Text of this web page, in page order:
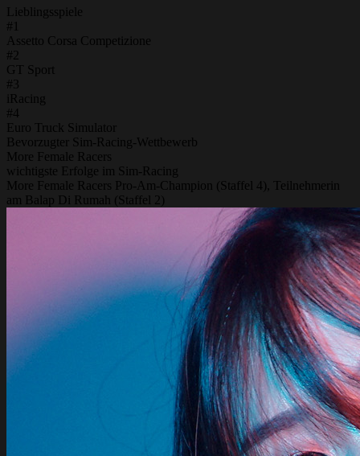
Lieblingsspiele
#1
Assetto Corsa Competizione
#2
GT Sport
#3
iRacing
#4
Euro Truck Simulator
Bevorzugter Sim-Racing-Wettbewerb
More Female Racers
wichtigste Erfolge im Sim-Racing
More Female Racers Pro-Am-Champion (Staffel 4), Teilnehmerin
am Balap Di Rumah (Staffel 2)